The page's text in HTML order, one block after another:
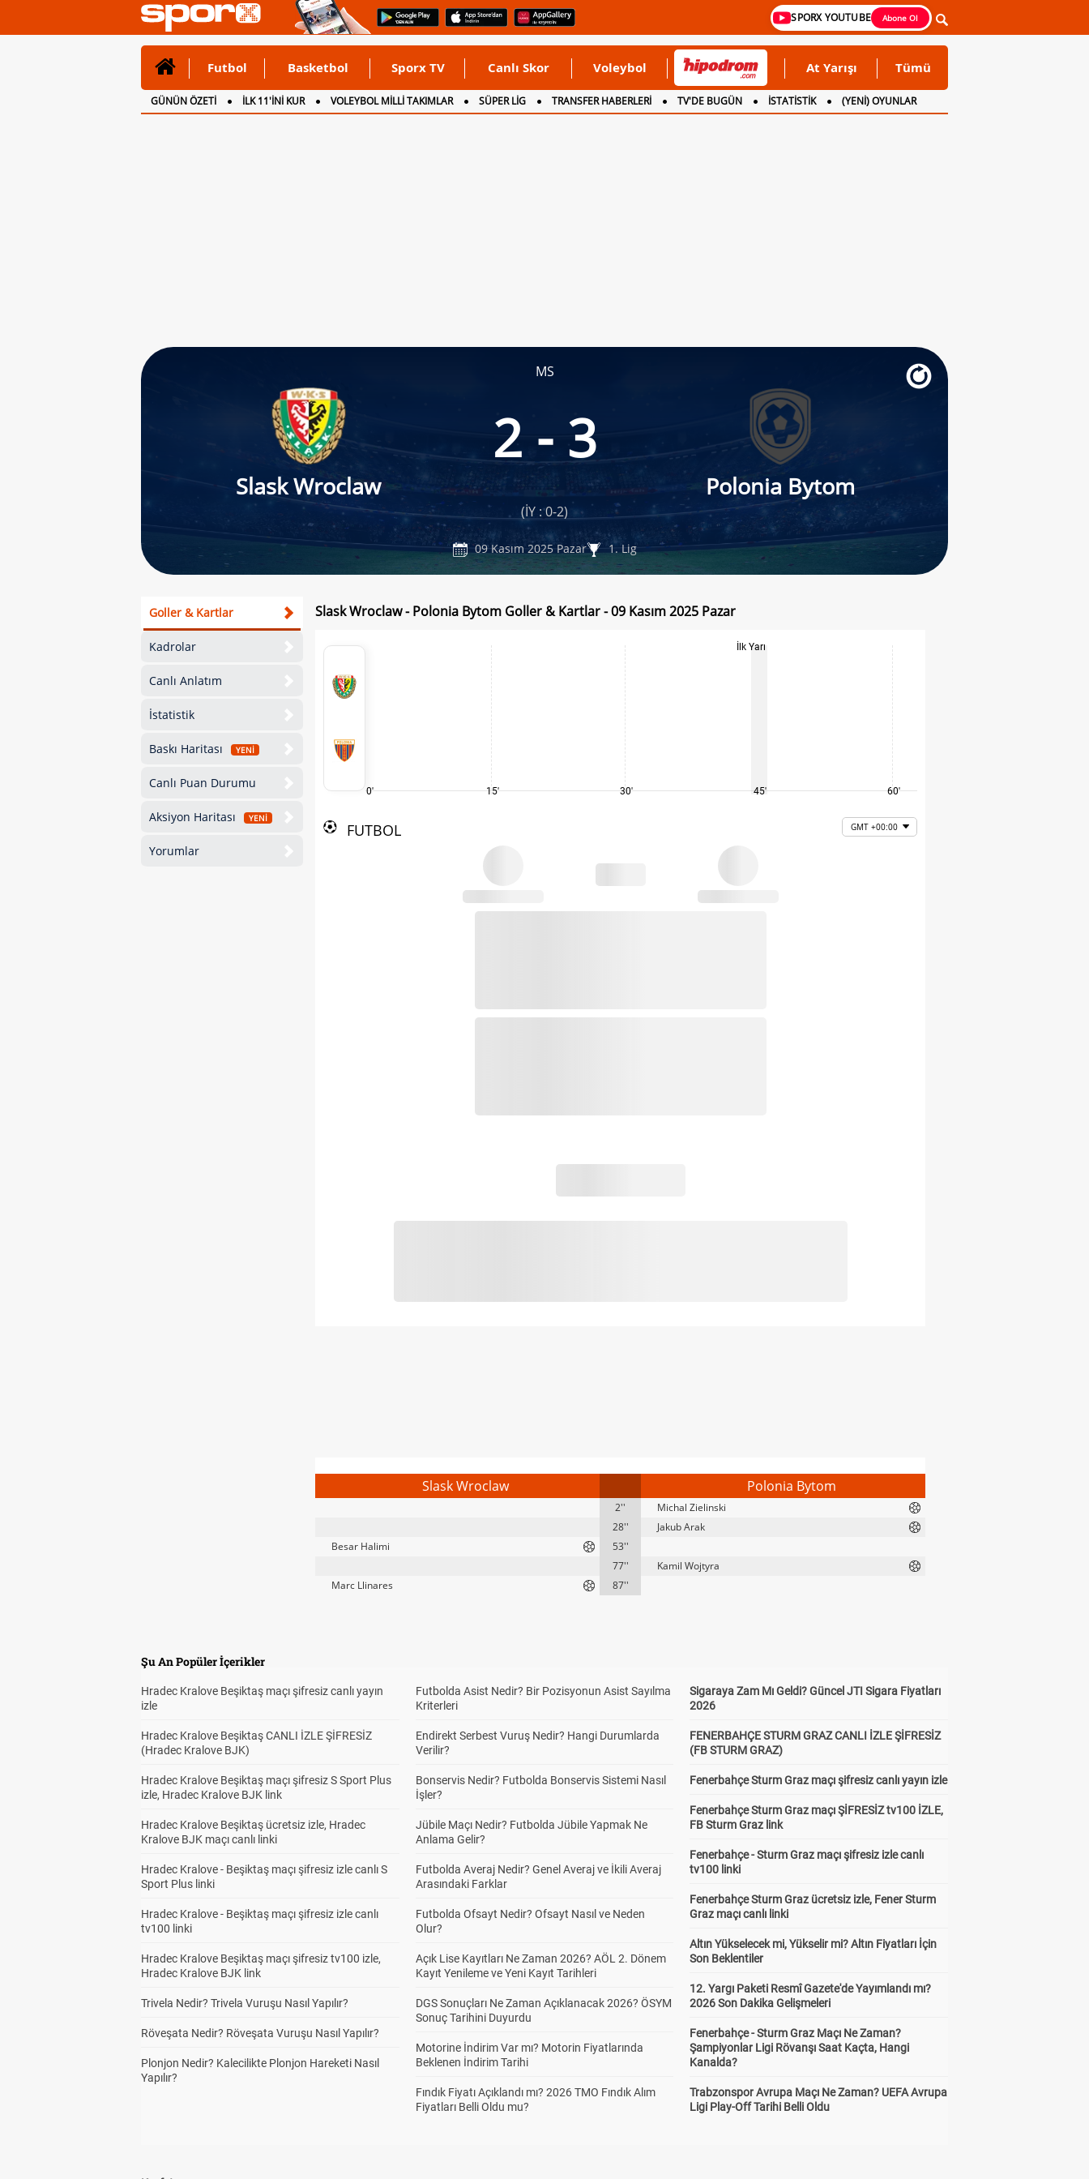
SPORX YOUTUBE Abone Ol
Futbol Basketbol Sporx TV Canlı Skor Voleybol At Yarışı Tümü
GÜNÜN ÖZETİ İLK 11'İNİ KUR VOLEYBOL MİLLİ TAKIMLAR SÜPER LİG TRANSFER HABERLERİ TV'DE BUGÜN İSTATİSTİK
(YENİ) OYUNLAR
CANLI ANLATIM
İNGİLTERE
MS
Slask Wroclaw
2 - 3
Polonia Bytom
(İY : 0-2)
09 Kasım 2025 Pazar 1. Lig
Goller & Kartlar
Kadrolar
Canlı Anlatım
İstatistik
Baskı Haritası YENİ
Canlı Puan Durumu
Aksiyon Haritası YENİ
Yorumlar
Slask Wroclaw - Polonia Bytom Goller & Kartlar - 09 Kasım 2025 Pazar
0' 15' 30'
İlk Yarı
45' 60'
FUTBOL GMT +00:00
Slask Wroclaw Polonia Bytom
2''
Michal Zielinski
28''
Jakub Arak
Besar Halimi
53''
77''
Kamil Wojtyra
Marc Llinares
87''
Şu An Popüler İçerikler
Hradec Kralove Beşiktaş maçı şifresiz canlı yayın
izle
Hradec Kralove Beşiktaş CANLI İZLE ŞİFRESİZ
(Hradec Kralove BJK)
Hradec Kralove Beşiktaş maçı şifresiz S Sport Plus
izle, Hradec Kralove BJK link
Hradec Kralove Beşiktaş ücretsiz izle, Hradec
Kralove BJK maçı canlı linki
Hradec Kralove - Beşiktaş maçı şifresiz izle canlı S
Sport Plus linki
Hradec Kralove - Beşiktaş maçı şifresiz izle canlı
tv100 linki
Hradec Kralove Beşiktaş maçı şifresiz tv100 izle,
Hradec Kralove BJK link
Trivela Nedir? Trivela Vuruşu Nasıl Yapılır?
Röveşata Nedir? Röveşata Vuruşu Nasıl Yapılır?
Plonjon Nedir? Kalecilikte Plonjon Hareketi Nasıl
Yapılır?
Futbolda Asist Nedir? Bir Pozisyonun Asist Sayılma
Kriterleri
Endirekt Serbest Vuruş Nedir? Hangi Durumlarda
Verilir?
Bonservis Nedir? Futbolda Bonservis Sistemi Nasıl
İşler?
Jübile Maçı Nedir? Futbolda Jübile Yapmak Ne
Anlama Gelir?
Futbolda Averaj Nedir? Genel Averaj ve İkili Averaj
Arasındaki Farklar
Futbolda Ofsayt Nedir? Ofsayt Nasıl ve Neden
Olur?
Açık Lise Kayıtları Ne Zaman 2026? AÖL 2. Dönem
Kayıt Yenileme ve Yeni Kayıt Tarihleri
DGS Sonuçları Ne Zaman Açıklanacak 2026? ÖSYM
Sonuç Tarihini Duyurdu
Motorine İndirim Var mı? Motorin Fiyatlarında
Beklenen İndirim Tarihi
Fındık Fiyatı Açıklandı mı? 2026 TMO Fındık Alım
Fiyatları Belli Oldu mu?
Sigaraya Zam Mı Geldi? Güncel JTI Sigara Fiyatları
2026
FENERBAHÇE STURM GRAZ CANLI İZLE ŞİFRESİZ
(FB STURM GRAZ)
Fenerbahçe Sturm Graz maçı şifresiz canlı yayın izle
Fenerbahçe Sturm Graz maçı ŞİFRESİZ tv100 İZLE,
FB Sturm Graz link
Fenerbahçe - Sturm Graz maçı şifresiz izle canlı
tv100 linki
Fenerbahçe Sturm Graz ücretsiz izle, Fener Sturm
Graz maçı canlı linki
Altın Yükselecek mi, Yükselir mi? Altın Fiyatları İçin
Son Beklentiler
12. Yargı Paketi Resmî Gazete'de Yayımlandı mı?
2026 Son Dakika Gelişmeleri
Fenerbahçe - Sturm Graz Maçı Ne Zaman?
Şampiyonlar Ligi Rövanşı Saat Kaçta, Hangi
Kanalda?
Trabzonspor Avrupa Maçı Ne Zaman? UEFA Avrupa
Ligi Play-Off Tarihi Belli Oldu